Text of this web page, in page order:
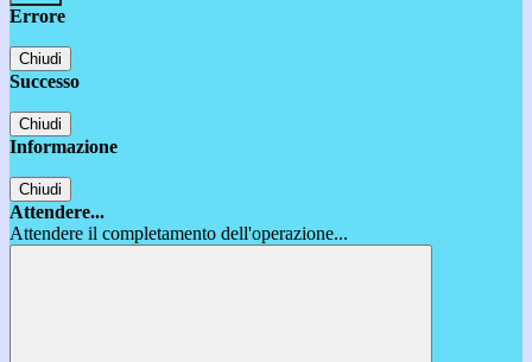
Errore
Chiudi
Successo
Chiudi
Informazione
Chiudi
Attendere...
Attendere il completamento dell'operazione...